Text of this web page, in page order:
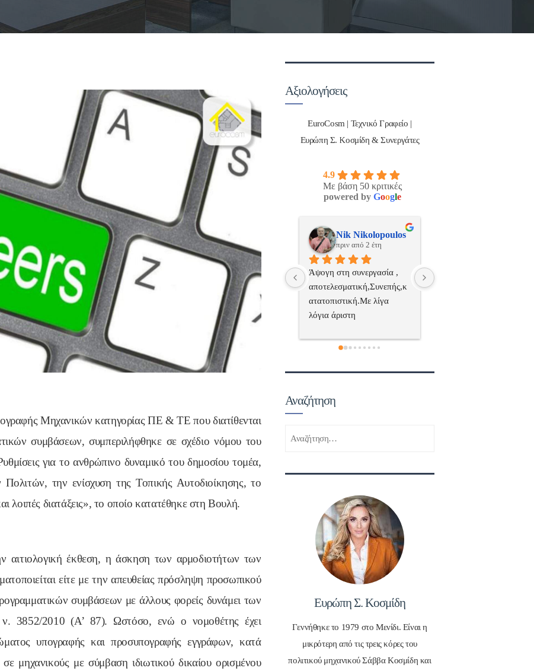
Μηχανικών κατηγορίας ΠΕ & ΤΕ που διατίθενται
συμβάσεων, συμπεριλήφθηκε σε σχέδιο νόμου του
για το ανθρώπινο δυναμικό του δημοσίου τομέα,
την ενίσχυση της Τοπικής Αυτοδιοίκησης, το
διατάξεις», το οποίο κατατέθηκε στη Βουλή.
αιτιολογική έκθεση, η άσκηση των αρμοδιοτήτων των
είτε με την απευθείας πρόσληψη προσωπικού
συμβάσεων με άλλους φορείς δυνάμει των
3852/2010 (Α’ 87). Ωστόσο, ενώ ο νομοθέτης έχει
υπογραφής και προσυπογραφής εγγράφων, κατά
μηχανικούς με σύμβαση ιδιωτικού δικαίου ορισμένου
Αξιολογήσεις
EuroCosm | Τεχνικό Γραφείο |
Ευρώπη Σ. Κοσμίδη & Συνεργάτες
4.9
Με βάση 50 κριτικές
powered by Google
Nik Nikolopoulos
πριν από 2 έτη
Άψογη στη συνεργασία ,
αποτελεσματική,Συνεπής,κ
ατατοπιστική.Με λίγα
λόγια άριστη
Επαγγελματίας ,πάντα με
το χαμόγελο.Την
Ευχαριστώ πολύ και την
ΣΥΣΤΗΝΩ ανεπιφύλακτα..
ManosBX
πριν από 2 έτη
Επαγγελματίας  Άψογη
συνεργασία
Αναζήτηση
Ευρώπη Σ. Κοσμίδη
Γεννήθηκε το 1979 στο Μενίδι. Είναι η
μικρότερη από τις τρεις κόρες του
πολιτικού μηχανικού Σάββα Κοσμίδη και